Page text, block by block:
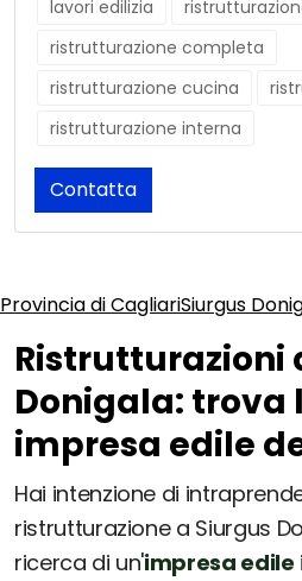
lavori edilizia
ristrutturazione completa
ristrutturazione cucina
ristrutturazione interna
Contatta
Provincia di CagliariSiurgus
Ristrutturazioni
Donigala: trova
impresa edile
Hai intenzione di
ristrutturazione a Siurgus
ricerca di un'impresa edile